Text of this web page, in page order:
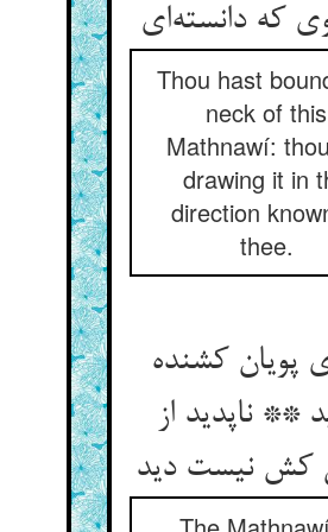
که دانسته‌ای
Thou hast
neck of this
Mathnawí:
drawing it in
direction
thee.
پویان کشنده
** ناپدید از
کش نیست دید